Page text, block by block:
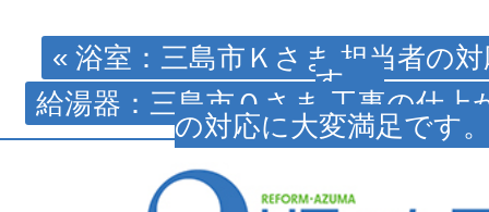
« 浴室：三島市Ｋさま 担当者の
す。
給湯器：三島市Ｏさま 工事の仕上
の対応に大変満足です